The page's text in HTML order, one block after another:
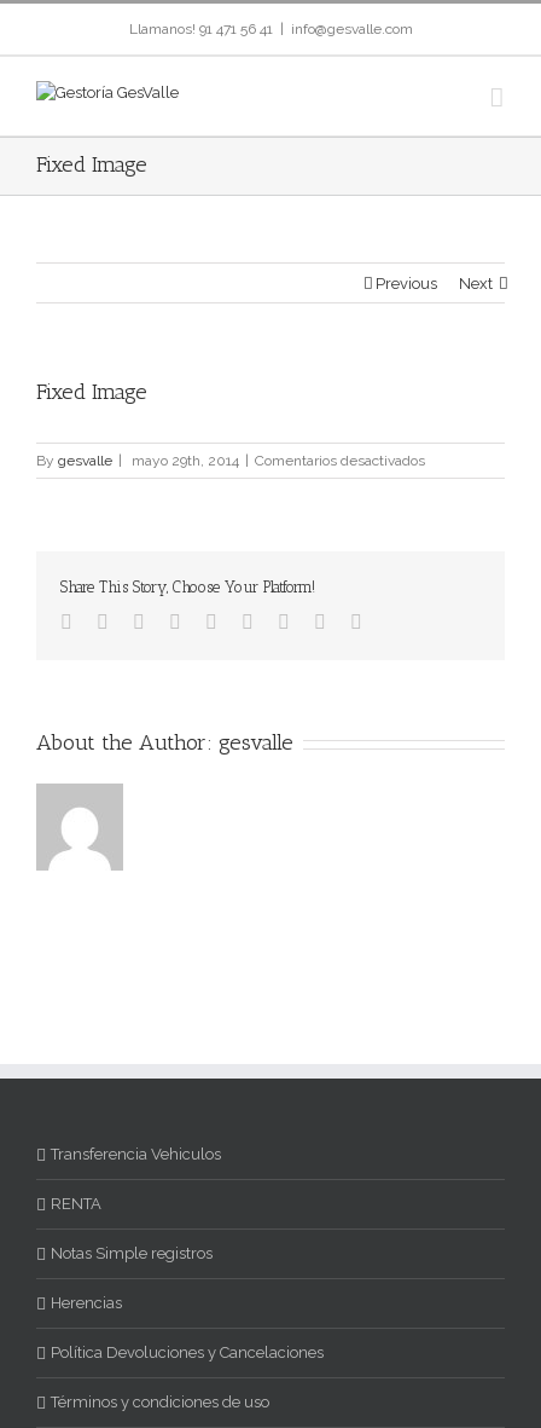
Llamanos! 91 471 56 41 info@gesvalle.com
Fixed Image
Previous Next
View
Fixed Image
By gesvalle mayo 29th, 2014 Comentarios desactivadosen
Fixed
Share This Story, Choose Your Platform!
Facebook
TwitterLinkedin
Reddit TumblrGoogle+Pinterest
About the Author: gesvalle
Transferencia Vehiculos
RENTA
Notas Simple registros
Herencias
Política Devoluciones y Cancelaciones
Términos y condiciones de uso